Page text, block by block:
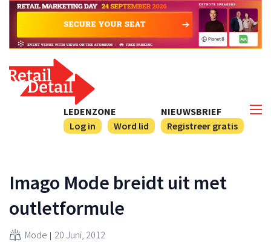
NIEUWSBRIEF
Registreer gratis
LEDENZONE
Log in
Word lid
Imago Mode breidt uit met
outletformule
Mode 20 Juni, 2012